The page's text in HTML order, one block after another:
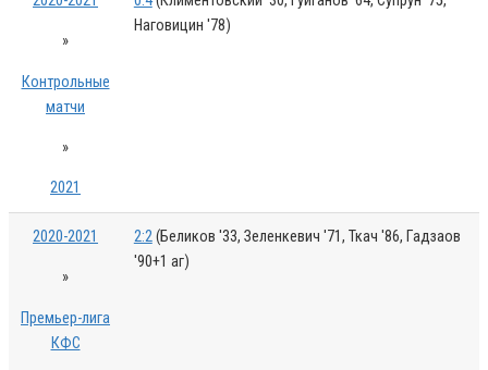
»
Контрольные
матчи
»
2021
Наговицин '78)
2020-2021
»
Премьер-лига
КФС
2:2(Беликов '33, Зеленкевич '71, Ткач '86, Гадзаов
'90+1 аг)